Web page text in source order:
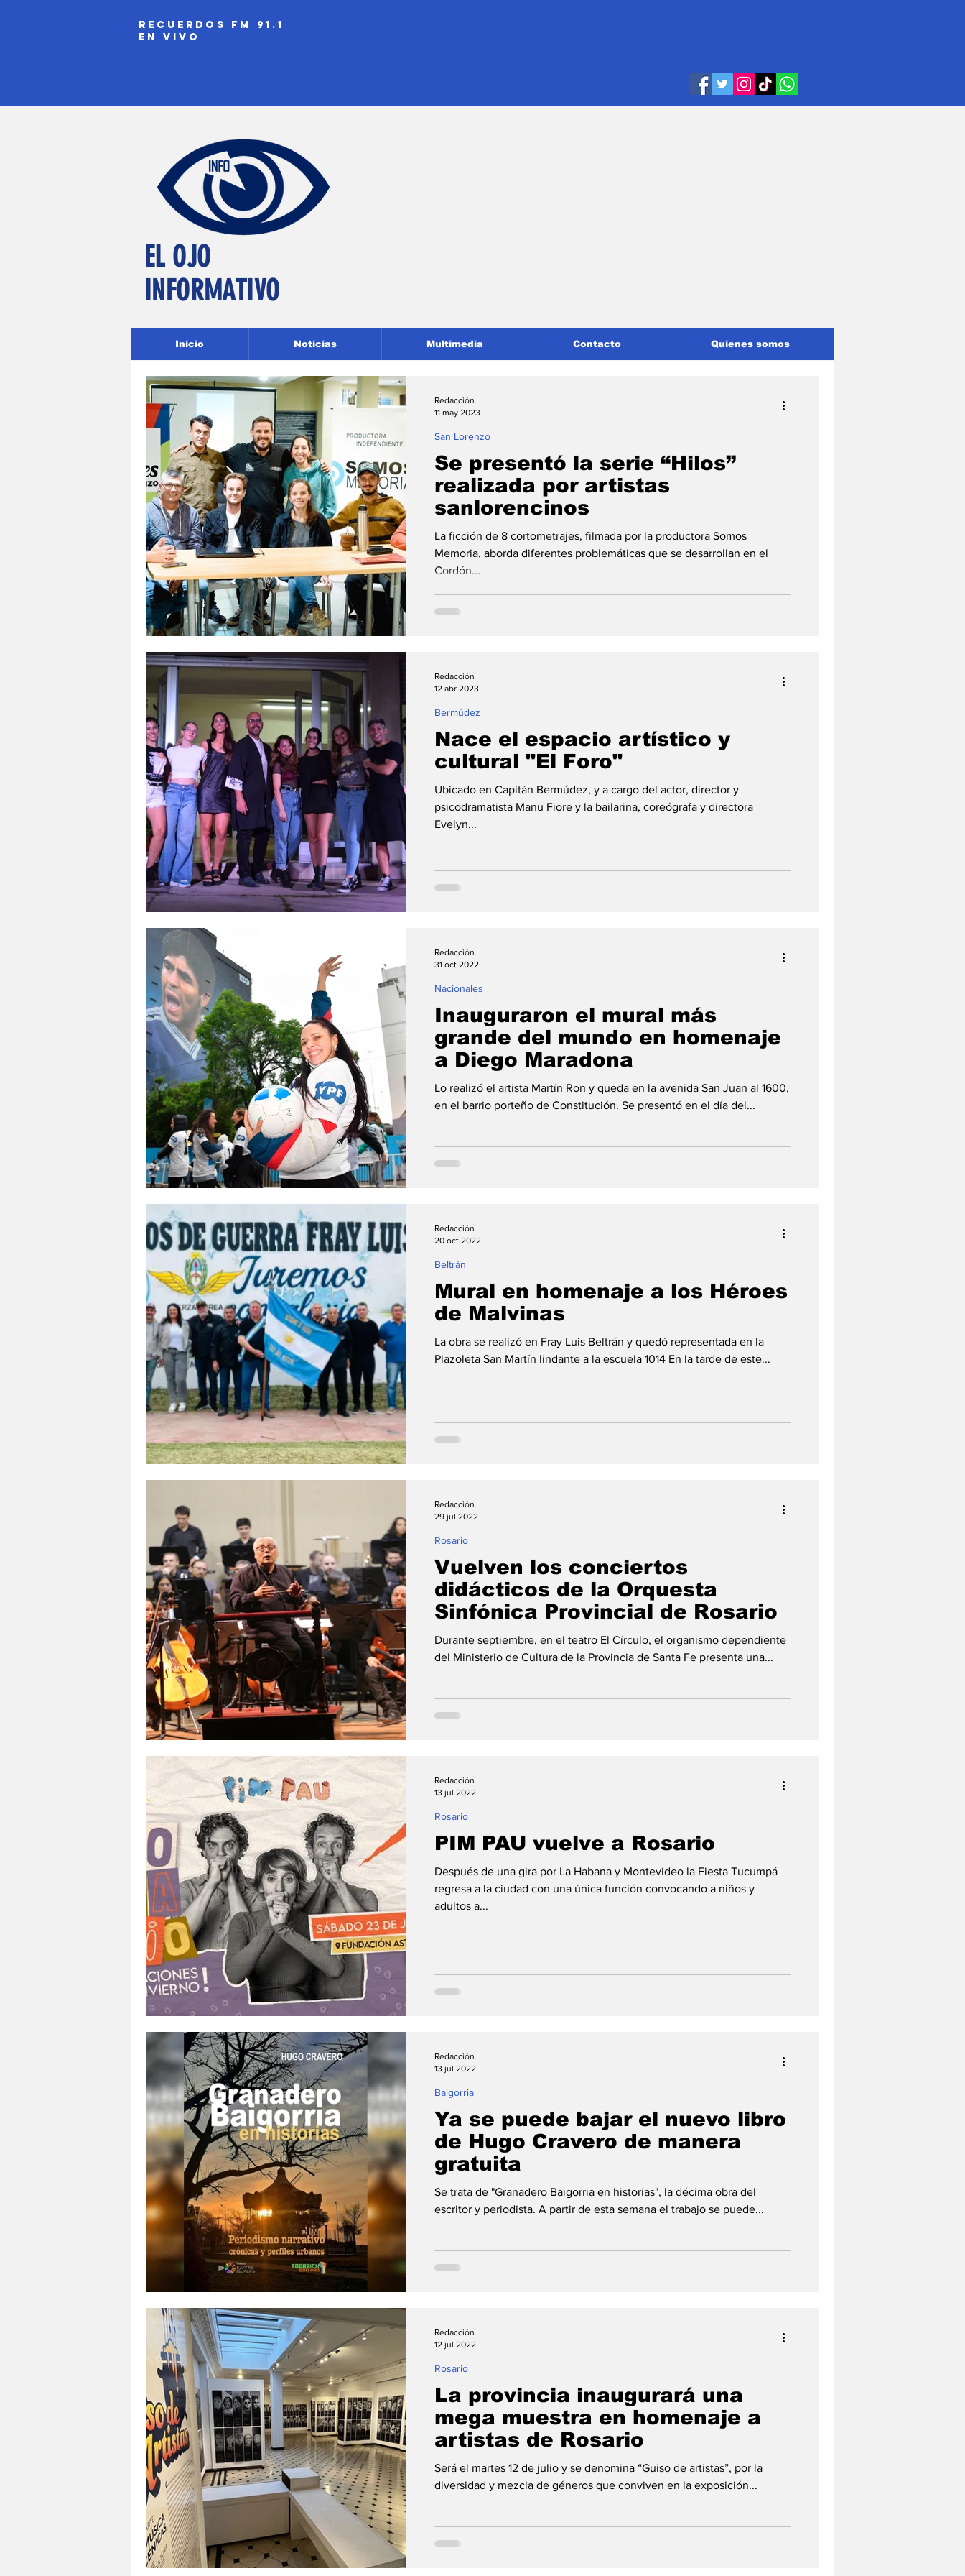
recuerdos fm 91.1
EN VIVO
EL OJO
INFORMATIVO
Inicio Noticias Multimedia Contacto Quienes somos
Se presentó la serie “Hilos”
realizada por artistas
sanlorencinos
La ficción de 8 cortometrajes, filmada por la productora Somos
Memoria, aborda diferentes problemáticas que se desarrollan en el
Cordón...
San Lorenzo
Redacción
11 may 2023
Nace el espacio artístico y
cultural "El Foro"
Ubicado en Capitán Bermúdez, y a cargo del actor, director y
psicodramatista Manu Fiore y la bailarina, coreógrafa y directora
Evelyn...
Bermúdez
Redacción
12 abr 2023
Inauguraron el mural más
grande del mundo en homenaje
a Diego Maradona
Lo realizó el artista Martín Ron y queda en la avenida San Juan al 1600,
en el barrio porteño de Constitución. Se presentó en el día del...
Nacionales
Redacción
31 oct 2022
Mural en homenaje a los Héroes
de Malvinas
La obra se realizó en Fray Luis Beltrán y quedó representada en la
Plazoleta San Martín lindante a la escuela 1014 En la tarde de este...
Beltrán
Redacción
20 oct 2022
Vuelven los conciertos
didácticos de la Orquesta
Sinfónica Provincial de Rosario
Durante septiembre, en el teatro El Círculo, el organismo dependiente
del Ministerio de Cultura de la Provincia de Santa Fe presenta una...
Rosario
Redacción
29 jul 2022
PIM PAU vuelve a Rosario
Después de una gira por La Habana y Montevideo la Fiesta Tucumpá
regresa a la ciudad con una única función convocando a niños y
adultos a...
Rosario
Redacción
13 jul 2022
Ya se puede bajar el nuevo libro
de Hugo Cravero de manera
gratuita
Se trata de "Granadero Baigorria en historias", la décima obra del
escritor y periodista. A partir de esta semana el trabajo se puede...
Baigorria
Redacción
13 jul 2022
La provincia inaugurará una
mega muestra en homenaje a
artistas de Rosario
Será el martes 12 de julio y se denomina “Guiso de artistas”, por la
diversidad y mezcla de géneros que conviven en la exposición...
Rosario
Redacción
12 jul 2022